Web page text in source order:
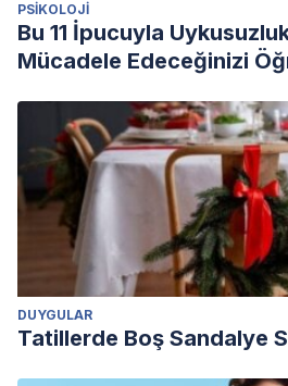
PSIKOLOJI
Bu 11 İpucuyla
Mücadele Edeceğinizi
DUYGULAR
Tatillerde Boş Sandalye